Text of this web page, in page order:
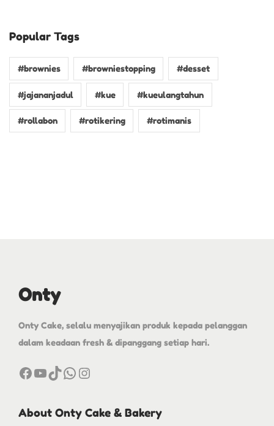
Popular Tags
#brownies #browniestopping #desset
#jajananjadul #kue #kueulangtahun
#rollabon #rotikering #rotimanis
Onty
Onty Cake, selalu menyajikan produk kepada pelanggan
dalam keadaan fresh & dipanggang setiap hari.
About Onty Cake & Bakery